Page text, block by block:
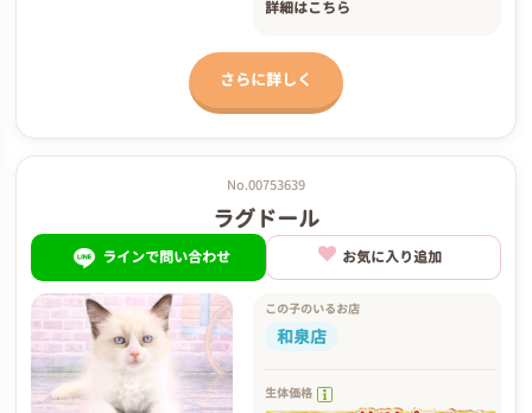
詳細はこちら
さらに詳しく
No.00753639
ラグドール
ラインで問い合わせ お気に入り追加
この子のいるお店
和泉店
生体価格